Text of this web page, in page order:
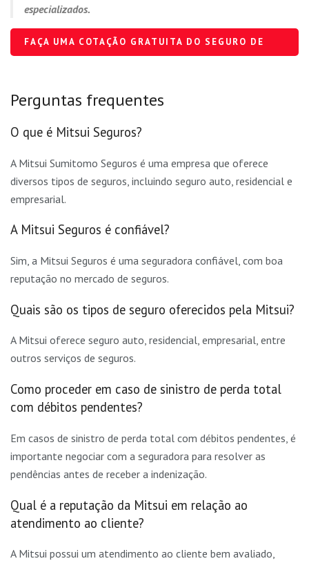
especializados.
FAÇA UMA COTAÇÃO GRATUITA DO SEGURO DE
Perguntas frequentes
O que é Mitsui Seguros?
A Mitsui Sumitomo Seguros é uma empresa que oferece
diversos tipos de seguros, incluindo seguro auto, residencial e
empresarial.
A Mitsui Seguros é confiável?
Sim, a Mitsui Seguros é uma seguradora confiável, com boa
reputação no mercado de seguros.
Quais são os tipos de seguro oferecidos pela Mitsui?
A Mitsui oferece seguro auto, residencial, empresarial, entre
outros serviços de seguros.
Como proceder em caso de sinistro de perda total
com débitos pendentes?
Em casos de sinistro de perda total com débitos pendentes, é
importante negociar com a seguradora para resolver as
pendências antes de receber a indenização.
Qual é a reputação da Mitsui em relação ao
atendimento ao cliente?
A Mitsui possui um atendimento ao cliente bem avaliado,